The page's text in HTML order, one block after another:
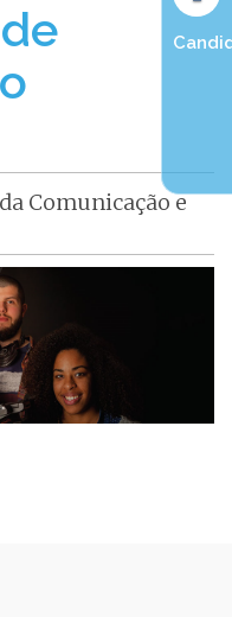
Comunicação e